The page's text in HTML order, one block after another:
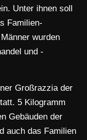
Unter ihnen soll
Familien-
wurden
und -
Großrazzia der
5 Kilogramm
Gebäuden der
auch das Familien